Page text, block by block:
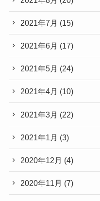
2021年7月 (15)
2021年6月 (17)
2021年5月 (24)
2021年4月 (10)
2021年3月 (22)
2021年1月 (3)
2020年12月 (4)
2020年11月 (7)